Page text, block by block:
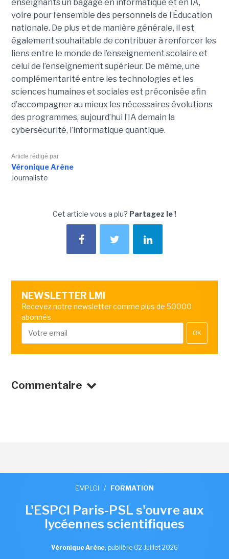
enseignants un bagage en informatique et en IA,
voire pour l’ensemble des personnels de l’Éducation
nationale. De plus et de manière générale, il est
également souhaitable de contribuer à renforcer les
liens entre le monde de l’enseignement scolaire et
celui de l’enseignement supérieur. De même, une
complémentarité entre les technologies et les
sciences humaines et sociales est préconisée afin
d’accompagner au mieux les nécessaires évolutions
des programmes, aujourd’hui l’IA demain la
cybersécurité, l’informatique quantique.
Article rédigé par
Véronique Arène
Journaliste
Cet article vous a plu? Partagez le !
NEWSLETTER LMI
Recevez notre newsletter comme plus de 50000
abonnés
OK
Commentaire
EMPLOI / FORMATION
L'ESPCI Paris-PSL s'ouvre aux
lycéennes scientifiques
Véronique Arène, publié le 02 Juillet 2026